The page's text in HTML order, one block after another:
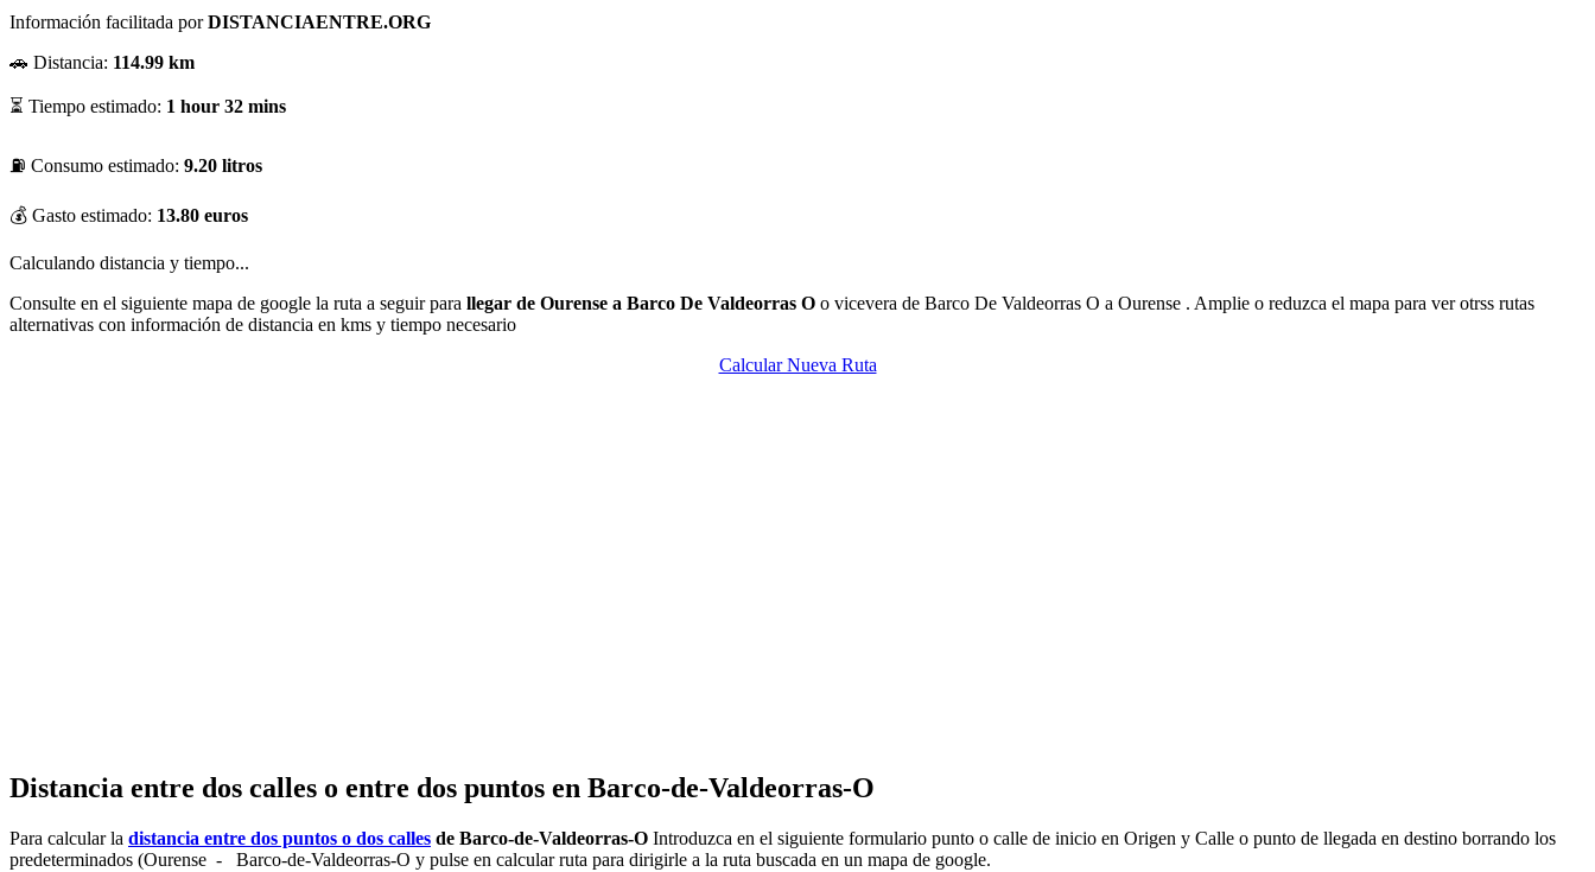
Información facilitada porDISTANCIAENTRE.ORG
🚗 Distancia: 114.99 km
⏳ Tiempo estimado: 1 hour 32 mins
⛽ Consumo estimado: 9.20 litros
💰 Gasto estimado: 13.80 euros
Calculando distancia y tiempo...
Consulte en el siguiente mapa de google la ruta a seguir para llegar de Ourense a Barco De Valdeorras O o vicevera de Barco De Valdeorras O a Ourense . Amplie o reduzca el mapa para ver otrss rutas
alternativas con información de distancia en kms y tiempo necesario
Calcular Nueva Ruta
Distancia entre dos calles o entre dos puntos en Barco-de-Valdeorras-O
Para calcular la distancia entre dos puntos o dos calles de Barco-de-Valdeorras-O Introduzca en el siguiente formulario punto o calle de inicio en Origen y Calle o punto de llegada en destino borrando los
predeterminados (Ourense - Barco-de-Valdeorras-O y pulse en calcular ruta para dirigirle a la ruta buscada en un mapa de google.